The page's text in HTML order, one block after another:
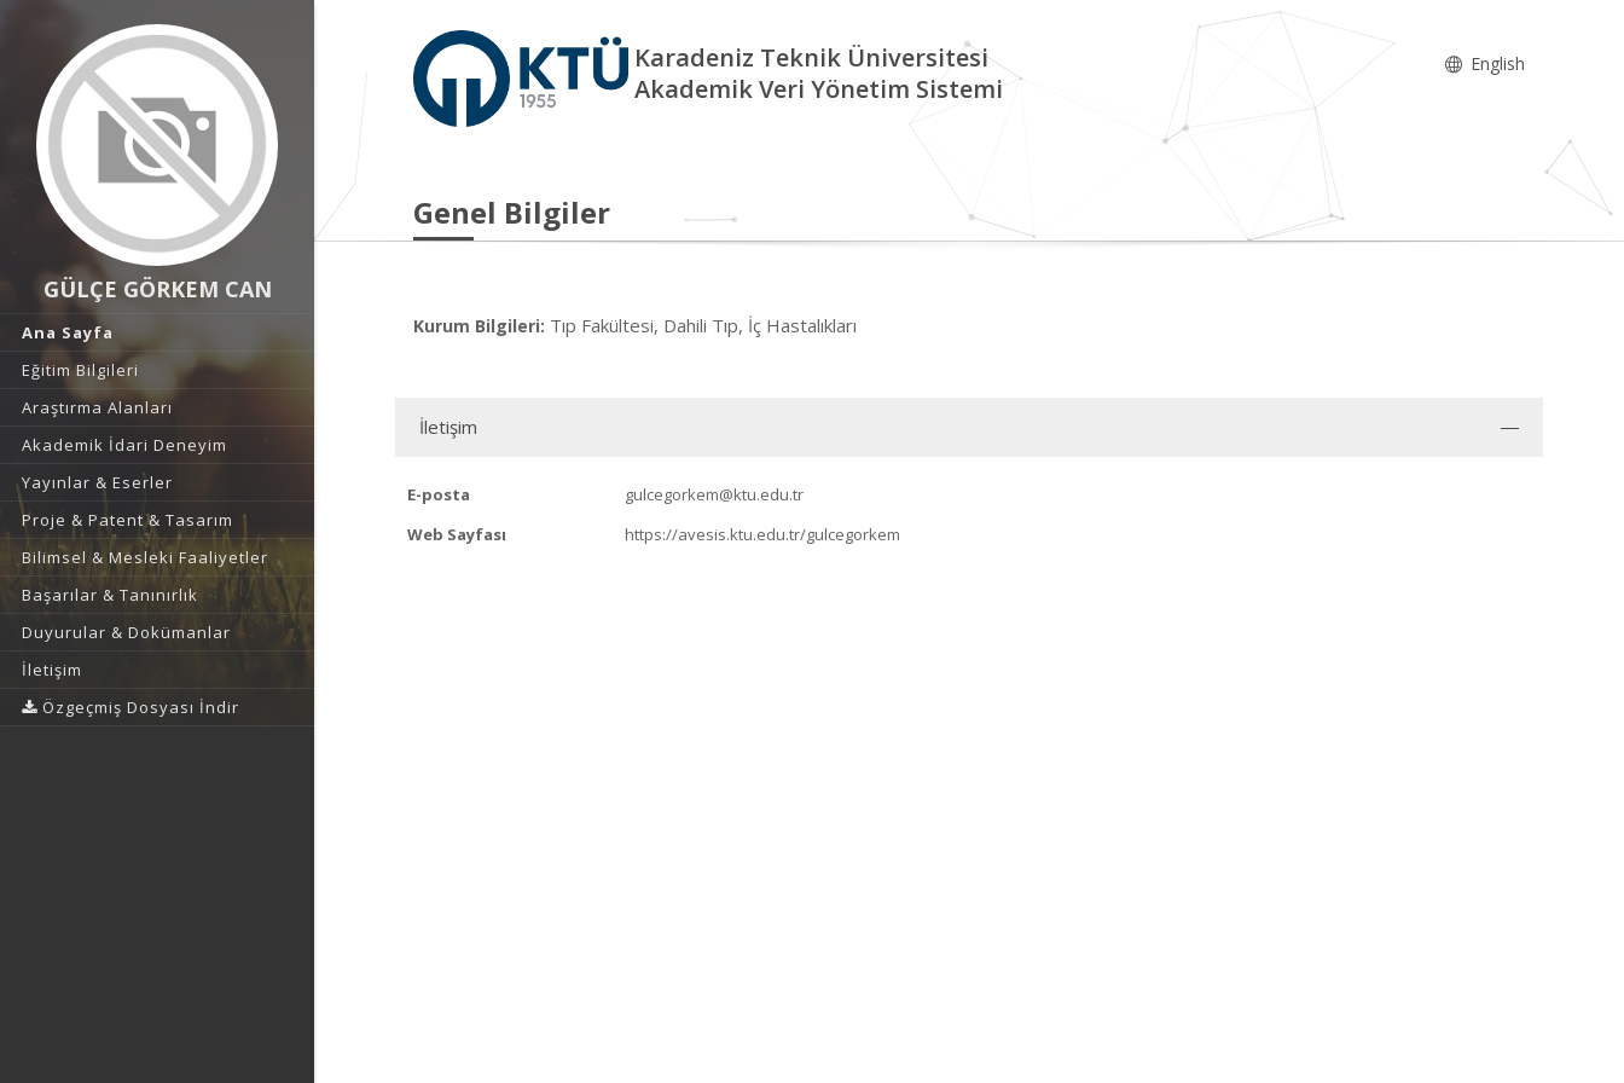
GÜLÇE GÖRKEM CAN
Ana Sayfa
Eğitim Bilgileri
Araştırma Alanları
Akademik İdari Deneyim
Yayınlar & Eserler
Proje & Patent & Tasarım
Bilimsel & Mesleki Faaliyetler
Başarılar & Tanınırlık
Duyurular & Dokümanlar
İletişim
Özgeçmiş Dosyası İndir
Karadeniz Teknik Üniversitesi
Akademik Veri Yönetim Sistemi
English
Genel Bilgiler
Kurum Bilgileri: Tıp Fakültesi, Dahili Tıp, İç Hastalıkları
İletişim
E-posta
gulcegorkem@ktu.edu.tr
Web Sayfası
https://avesis.ktu.edu.tr/gulcegorkem